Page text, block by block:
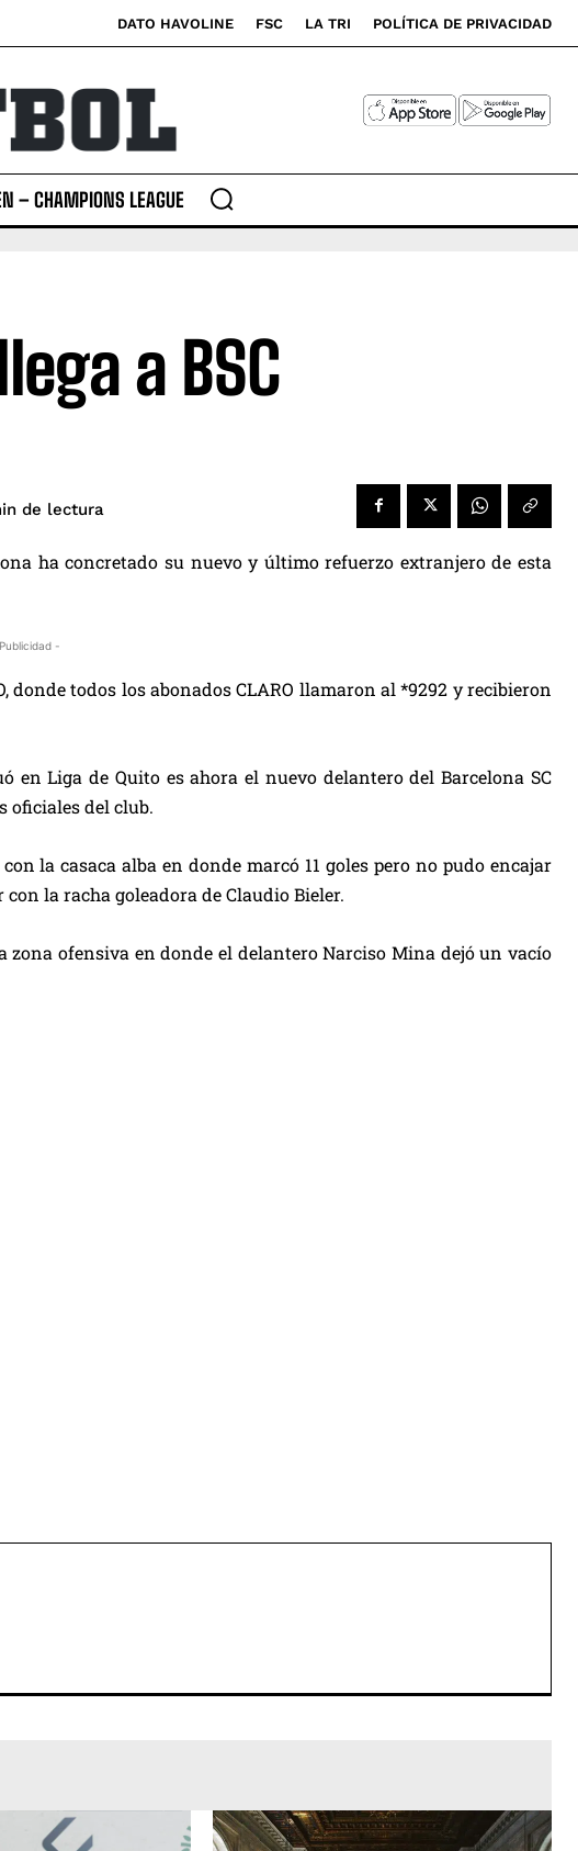
DATO HAVOLINE FSC LA TRI POLÍTICA DE PRIVACIDAD
– CHAMPIONS LEAGUE
a BSC
de lectura
ha concretado su nuevo y último refuerzo extranjero de esta
-
donde todos los abonados CLARO llamaron al *9292 y recibieron
Liga de Quito es ahora el nuevo delantero del Barcelona SC
oficiales del club.
la casaca alba en donde marcó 11 goles pero no pudo encajar
la racha goleadora de Claudio Bieler.
zona ofensiva en donde el delantero Narciso Mina dejó un vacío